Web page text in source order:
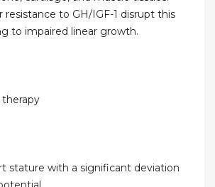
resistance to GH/IGF-1 disrupt this
to impaired linear growth.
therapy
stature with a significant deviation